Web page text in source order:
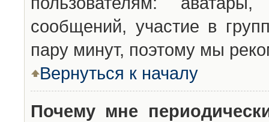
сообщений, участие в
пару минут, поэтому мы
Вернуться к началу
Почему мне